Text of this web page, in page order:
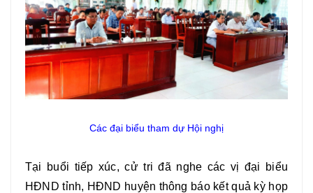
Các đại biểu tham dự Hội nghị
Tại buổi tiếp xúc, cử tri đã nghe các vị đại biểu
HĐND tỉnh, HĐND huyện thông báo kết quả kỳ họp